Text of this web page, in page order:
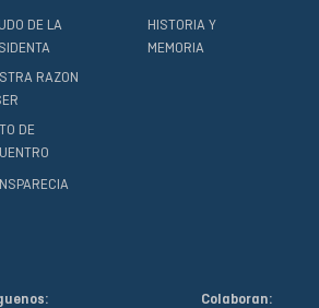
DE LA
RAZON
DE
HISTORIA Y
MEMORIA
Colaboran: